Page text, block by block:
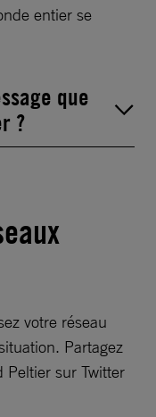
entier se
que
?
votre réseau
Partagez
Peltier sur Twitter